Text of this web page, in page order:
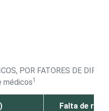
POR FATORES DE
médicos1
Falta de